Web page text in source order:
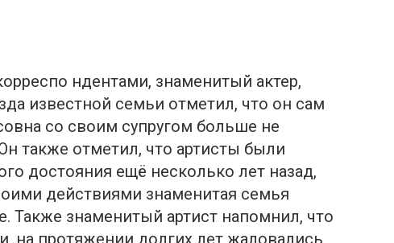
ндентами, знаменитый актер,
известной семьи отметил, что он сам
со своим супругом больше не
также отметил, что артисты были
достояния ещё несколько лет назад,
действиями знаменитая семья
Также знаменитый артист напомнил, что
на протяжении долгих лет жаловались